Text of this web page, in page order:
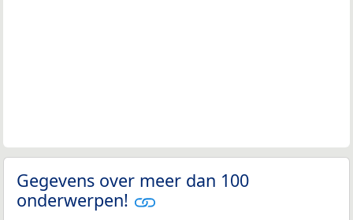
Gegevens over meer dan 100
onderwerpen!